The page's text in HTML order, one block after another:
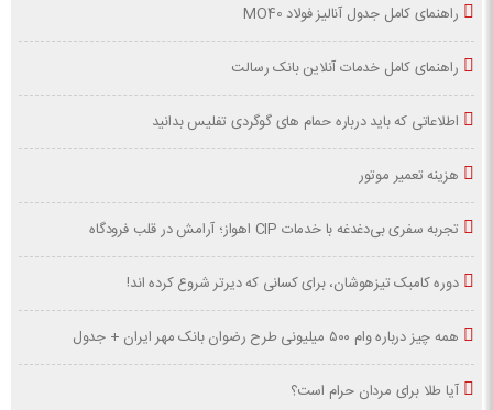
راهنمای کامل جدول آنالیز فولاد MO40
راهنمای کامل خدمات آنلاین بانک رسالت
اطلاعاتی که باید درباره حمام های گوگردی تفلیس بدانید
هزینه تعمیر موتور
تجربه سفری بی‌دغدغه با خدمات CIP اهواز؛ آرامش در قلب فرودگاه
دوره کامبک تیزهوشان، برای کسانی که دیرتر شروع کرده اند!
همه چیز درباره وام ۵۰۰ میلیونی طرح رضوان بانک مهر ایران + جدول
آیا طلا برای مردان حرام است؟